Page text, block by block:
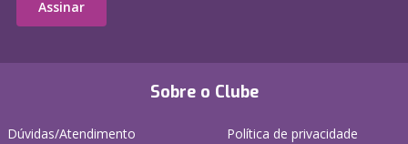
Sobre o Clube
Dúvidas/Atendimento
Política de privacidade
Assinar